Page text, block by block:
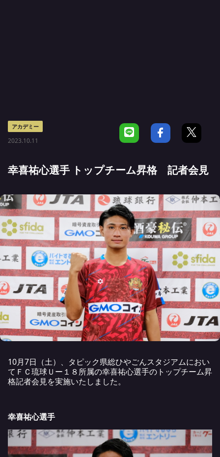
アカデミー
2023.10.11
幸喜祐心選手 トップチーム昇格 記者会見
10月7日（土）、タピック県総ひやごんスタジアムにおい
てＦＣ琉球Ｕー１８所属の幸喜祐心選手のトップチーム昇
格記者会見を実施いたしました。
幸喜祐心選手